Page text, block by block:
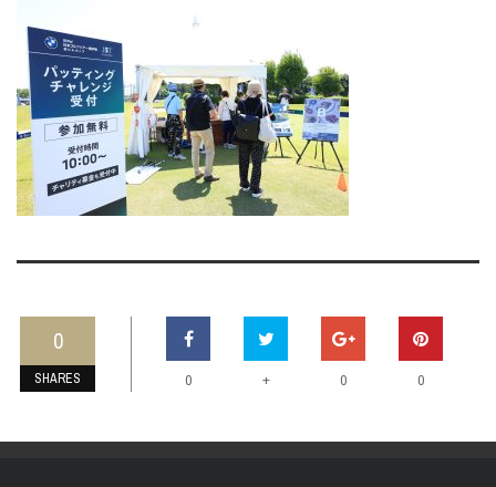
0
SHARES 0 + 0 0